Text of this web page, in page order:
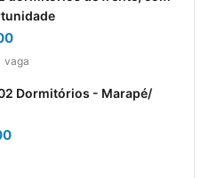
vaga
Dormitórios - Marapé/